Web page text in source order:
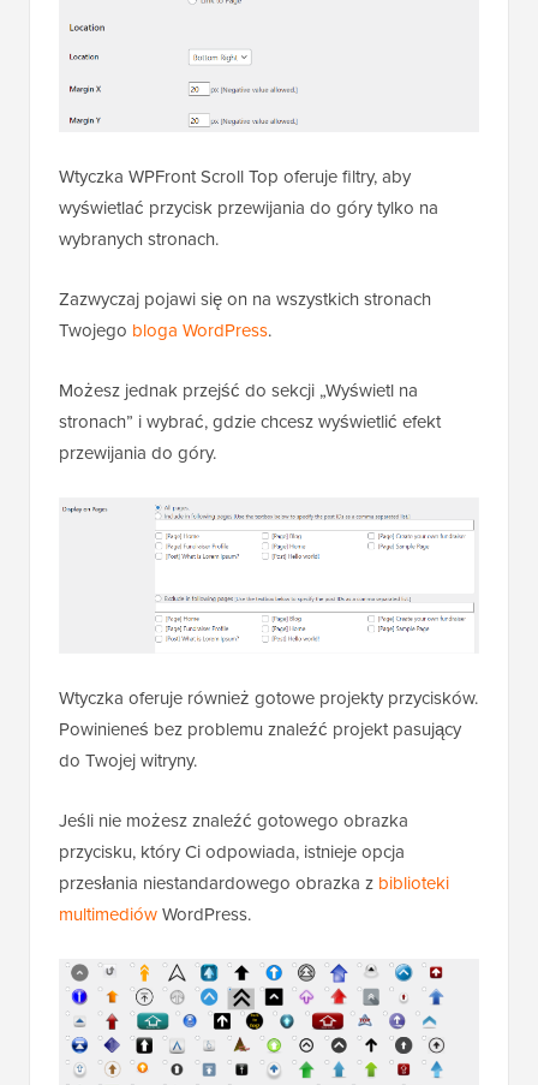
Wtyczka WPFront Scroll Top oferuje filtry, aby
wyświetlać przycisk przewijania do góry tylko na
wybranych stronach.
Zazwyczaj pojawi się on na wszystkich stronach
Twojego bloga WordPress.
Możesz jednak przejść do sekcji „Wyświetl na
stronach” i wybrać, gdzie chcesz wyświetlić efekt
przewijania do góry.
Wtyczka oferuje również gotowe projekty przycisków.
Powinieneś bez problemu znaleźć projekt pasujący
do Twojej witryny.
Jeśli nie możesz znaleźć gotowego obrazka
przycisku, który Ci odpowiada, istnieje opcja
przesłania niestandardowego obrazka z biblioteki
multimediówWordPress.